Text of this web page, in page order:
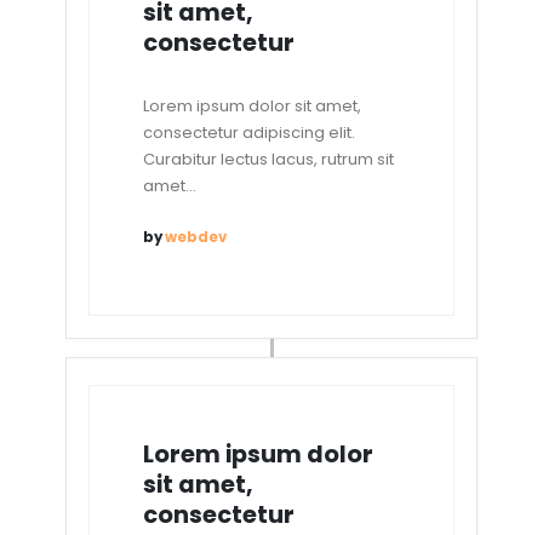
sit amet,
consectetur
Lorem ipsum dolor sit amet,
consectetur adipiscing elit.
Curabitur lectus lacus, rutrum sit
amet...
bywebdev
Lorem ipsum dolor
sit amet,
consectetur